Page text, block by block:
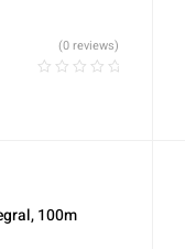
(0 reviews)
100m